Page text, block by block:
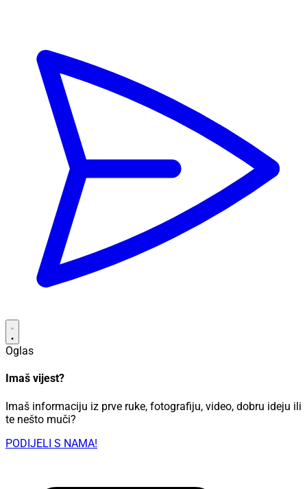
Oglas
Imaš vijest?
Imaš informaciju iz prve ruke, fotografiju, video, dobru ideju ili
te nešto muči?
PODIJELI S NAMA!